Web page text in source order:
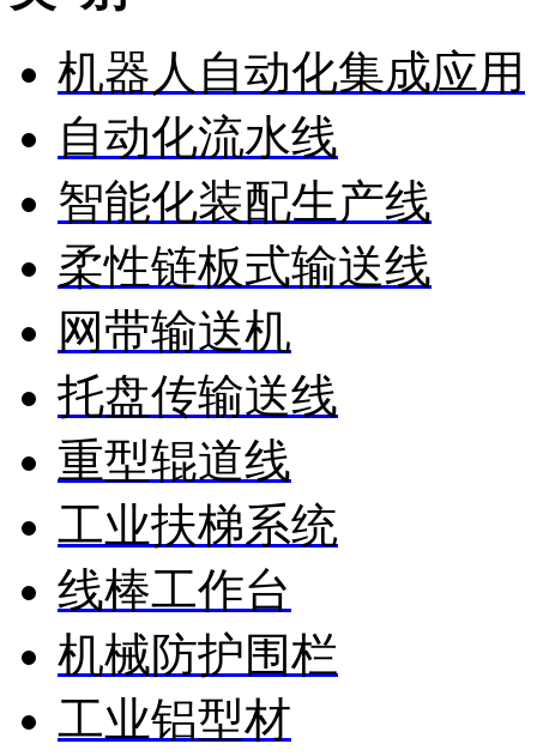
机器人自动化集成应用
自动化流水线
智能化装配生产线
柔性链板式输送线
网带输送机
托盘传输送线
重型辊道线
工业扶梯系统
线棒工作台
机械防护围栏
工业铝型材